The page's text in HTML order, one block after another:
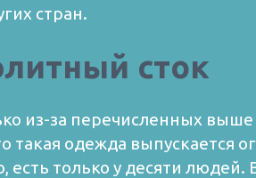
стран.
сток
из-за перечисленных
одежда выпускается
только у десяти людей.